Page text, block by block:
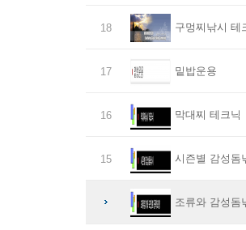
18 구멍찌낚시 테
17 밑밥운용
16 막대찌 테크닉
15 시즌별 감성돔
조류와 감성돔